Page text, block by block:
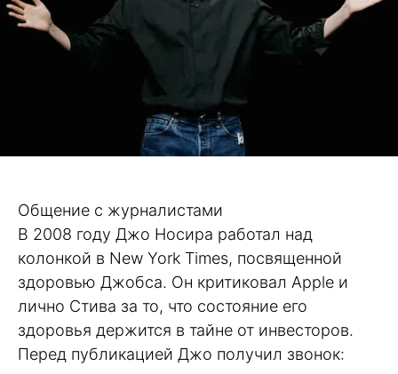
Общение с журналистами
В 2008 году Джо Носира работал над
колонкой в New York Times, посвященной
здоровью Джобса. Он критиковал Apple и
лично Стива за то, что состояние его
здоровья держится в тайне от инвесторов.
Перед публикацией Джо получил звонок: